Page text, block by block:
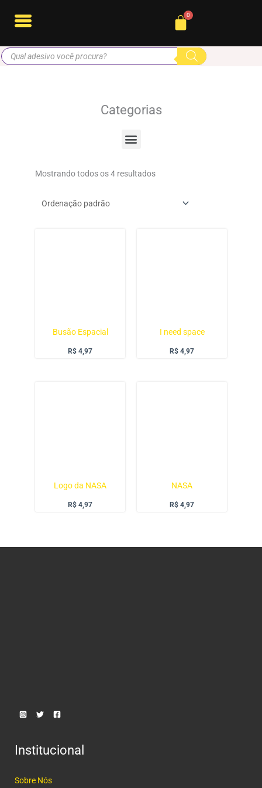
para
conteúdo
Cart
Pesquisar
produtos
Categorias
Menu
Mostrando todos os 4 resultados
Busão Espacial
R$ 4,97
I need space
R$ 4,97
Logo da NASA
R$ 4,97
NASA
R$ 4,97
Institucional
Sobre Nós